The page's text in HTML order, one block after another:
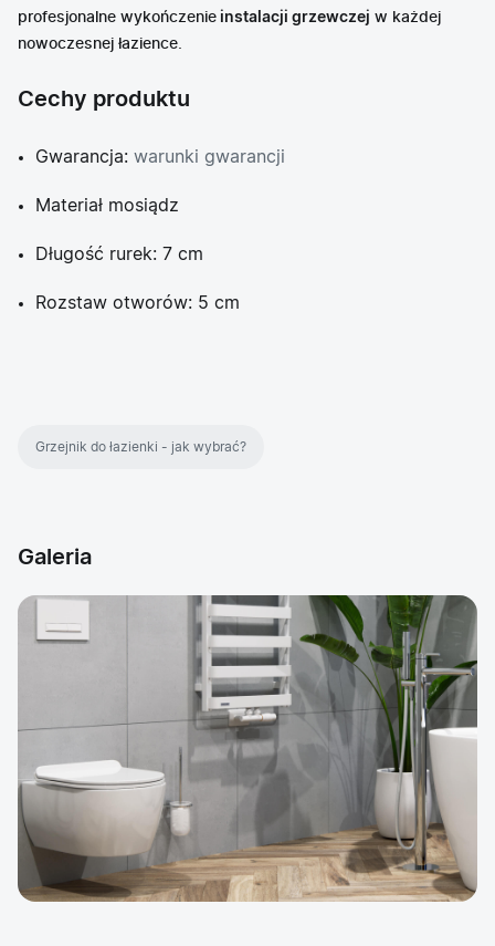
profesjonalne wykończenie instalacji grzewczej w każdej
nowoczesnej łazience.
Cechy produktu
Gwarancja: warunki gwarancji
Materiał mosiądz
Długość rurek: 7 cm
Rozstaw otworów: 5 cm
Grzejnik do łazienki - jak wybrać?
Galeria